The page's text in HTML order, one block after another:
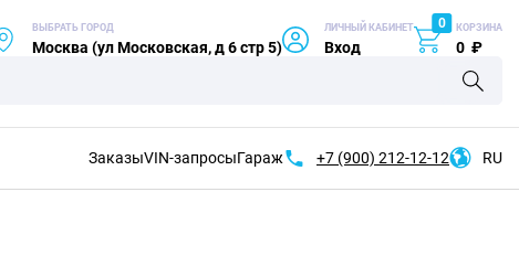
ВЫБРАТЬ ГОРОД
Москва (ул Московская, д 6 стр 5)
ЛИЧНЫЙ КАБИНЕТ
Вход
0 КОРЗИНА
0 ₽
ЗаказыVIN-запросыГараж +7 (900) 212-12-12 RU